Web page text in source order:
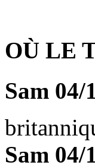
OÙ LE
Sam 04/
Sam 04/